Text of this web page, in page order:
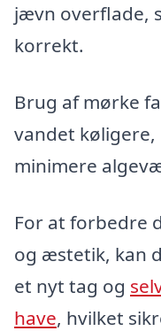
jævn overflade,
korrekt.
Brug af mørke
vandet køligere,
minimere
For at forbedre
og æstetik, kan
et nyt tag og
have, hvilket